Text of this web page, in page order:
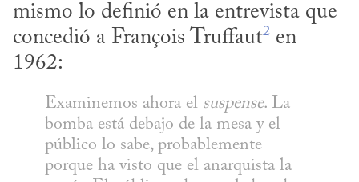
mismo lo definió en la entrevista que
concedió a François Truffaut2 en
1962:
Examinemos ahora el suspense. La
bomba está debajo de la mesa y el
público lo sabe, probablemente
porque ha visto que el anarquista la